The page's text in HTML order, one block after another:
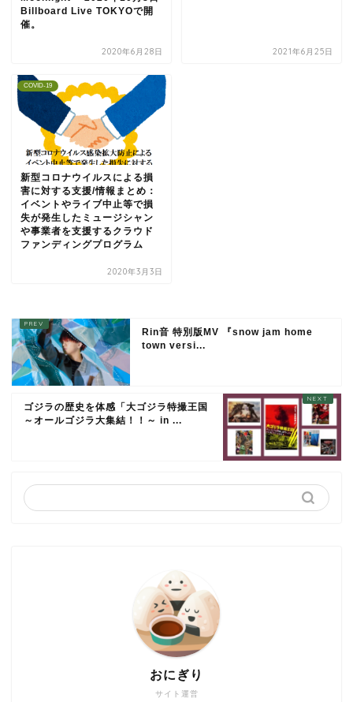
Billboard Live TOKYOで開
催。
2020年6月28日 2021年6月25日
COVID-19
新型コロナウイルスによる損
害に対する支援/情報まとめ：
イベントやライブ中止等で損
失が発生したミュージシャン
や事業者を支援するクラウド
ファンディングプログラム
2020年3月3日
Rin音 特別版MV 『snow jam home
town versi...
ゴジラの歴史を体感「大ゴジラ特撮王国
～オールゴジラ大集結！！～ in ...
サイト運営
おにぎり